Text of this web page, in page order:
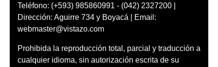
Teléfono: (+593) 985860991 - (042) 2327200 |
Dirección: Aguirre 734 y Boyacá | Email:
webmaster@vistazo.com
Prohibida la reproducción total, parcial y traducción a
cualquier idioma, sin autorización escrita de su